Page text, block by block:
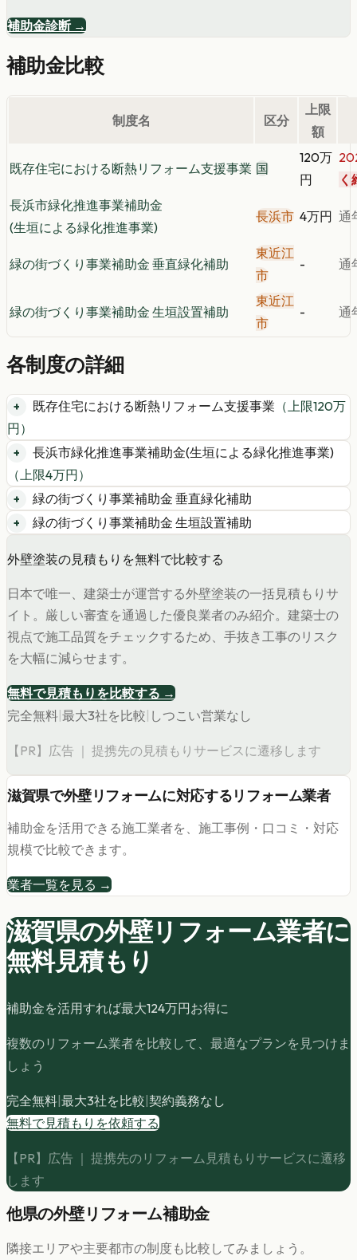
補助金診断 →
補助金比較
制度名 区分
上限
額
既存住宅における断熱リフォーム支援事業 国
120万
円
く
長浜市緑化推進事業補助金
(生垣による緑化推進事業)
長浜市 4万円 通
緑の街づくり事業補助金 垂直緑化補助
東近江
市
- 通
緑の街づくり事業補助金 生垣設置補助
東近江
市
- 通
各制度の詳細
既存住宅における断熱リフォーム支援事業 （上限120万
円）
長浜市緑化推進事業補助金(生垣による緑化推進事業)
（上限4万円）
緑の街づくり事業補助金 垂直緑化補助
緑の街づくり事業補助金 生垣設置補助
外壁塗装の見積もりを無料で比較する
日本で唯一、建築士が運営する外壁塗装の一括見積もりサ
イト。厳しい審査を通過した優良業者のみ紹介。建築士の
視点で施工品質をチェックするため、手抜き工事のリスク
を大幅に減らせます。
無料で見積もりを比較する →
完全無料 最大3社を比較 しつこい営業なし
【PR】広告 ｜ 提携先の見積もりサービスに遷移します
滋賀県で外壁リフォームに対応するリフォーム業者
補助金を活用できる施工業者を、施工事例・口コミ・対応
規模で比較できます。
業者一覧を見る →
滋賀県の外壁リフォーム業者に
無料見積もり
補助金を活用すれば最大124万円お得に
複数のリフォーム業者を比較して、最適なプランを見つけま
しょう
完全無料|最大3社を比較|契約義務なし
無料で見積もりを依頼する
【PR】広告 ｜ 提携先のリフォーム見積もりサービスに遷移
します
他県の外壁リフォーム補助金
隣接エリアや主要都市の制度も比較してみましょう。